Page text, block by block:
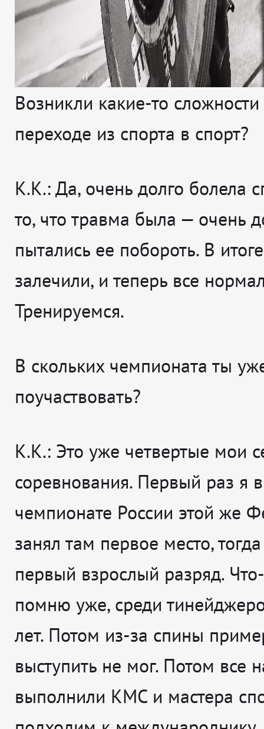
Возникли какие-то
переходе из спорта в спорт?
К.К.: Да, очень долго болела
то, что травма была — очень
пытались ее побороть. В
залечили, и теперь все
Тренируемся.
В скольких чемпионата ты
поучаствовать?
К.К.: Это уже четвертые мои
соревнования. Первый раз я
чемпионате России этой же
занял там первое место,
первый взрослый разряд.
помню уже, среди
лет. Потом из-за спины
выступить не мог. Потом все
выполнили КМС и мастера